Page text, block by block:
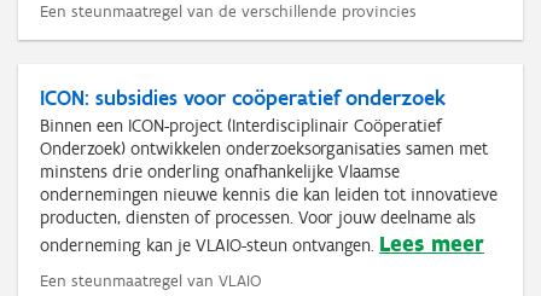
Een steunmaatregel van de verschillende provincies
ICON: subsidies voor coöperatief onderzoek
Binnen een ICON-project (Interdisciplinair Coöperatief
Onderzoek) ontwikkelen onderzoeksorganisaties samen met
minstens drie onderling onafhankelijke Vlaamse
ondernemingen nieuwe kennis die kan leiden tot innovatieve
producten, diensten of processen. Voor jouw deelname als
onderneming kan je VLAIO-steun ontvangen. Lees meer
Een steunmaatregel van VLAIO